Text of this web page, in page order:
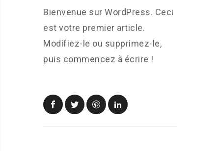
Bienvenue sur WordPress. Ceci
est votre premier article.
Modifiez-le ou supprimez-le,
puis commencez à écrire !